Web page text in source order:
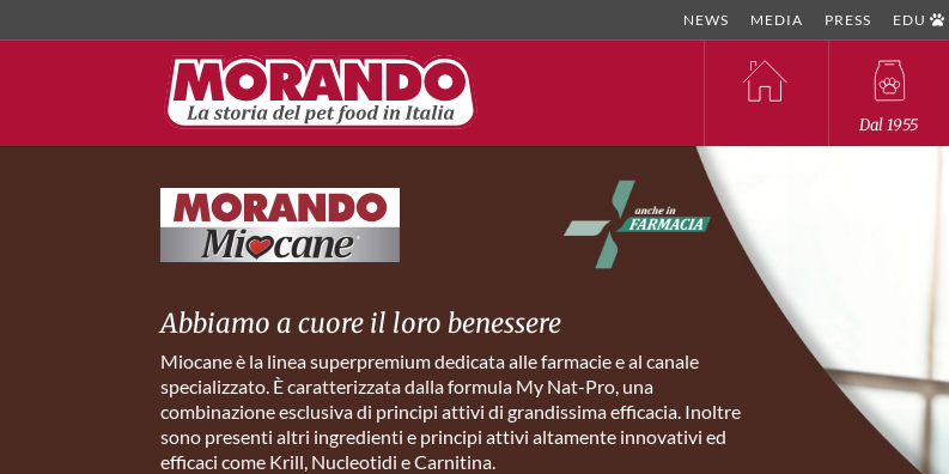
NEWS MEDIA PRESS EDU
Dal 1955
Abbiamo a cuore il loro benessere
Miocane è la linea superpremium dedicata alle farmacie e al canale
specializzato. È caratterizzata dalla formula My Nat-Pro, una
combinazione esclusiva di principi attivi di grandissima efficacia. Inoltre
sono presenti altri ingredienti e principi attivi altamente innovativi ed
efficaci come Krill, Nucleotidi e Carnitina.